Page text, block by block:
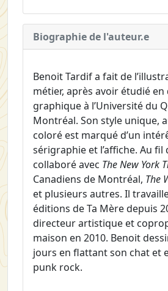
Biographie de l'auteur.e
Benoit Tardif a fait de
métier, après avoir étudié en
graphique à l’Université du
Montréal. Son style unique,
coloré est marqué d’un
sérigraphie et l’affiche. Au fil
collaboré avec The New York
Canadiens de Montréal, The
et plusieurs autres. Il
éditions de Ta Mère depuis
directeur artistique et
maison en 2010. Benoit
jours en flattant son chat et
punk rock.